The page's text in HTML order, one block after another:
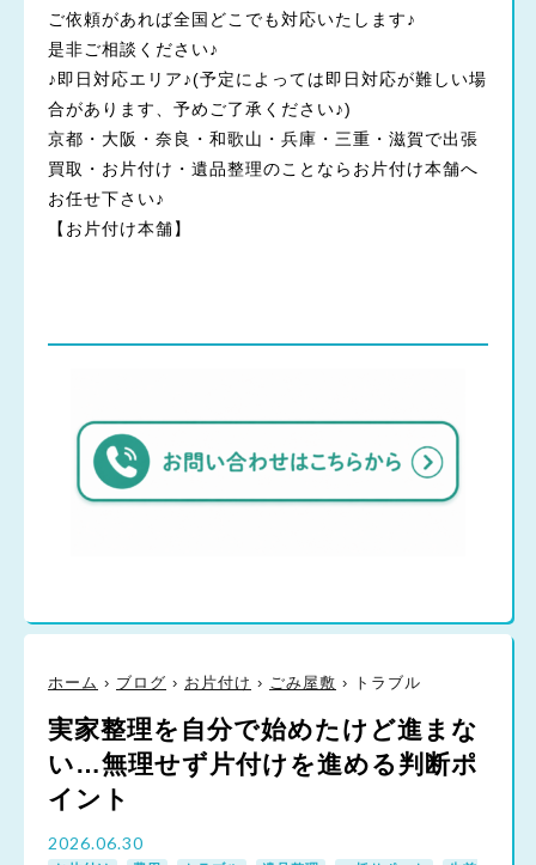
ご依頼があれば全国どこでも対応いたします♪
是非ご相談ください♪
♪即日対応エリア♪(予定によっては即日対応が難しい場
合があります、予めご了承ください♪)
京都・大阪・奈良・和歌山・兵庫・三重・滋賀で出張
買取・お片付け・遺品整理のことならお片付け本舗へ
お任せ下さい♪
【お片付け本舗】
ホーム › ブログ › お片付け › ごみ屋敷 › トラブル
実家整理を自分で始めたけど進まな
い…無理せず片付けを進める判断ポ
イント
2026.06.30